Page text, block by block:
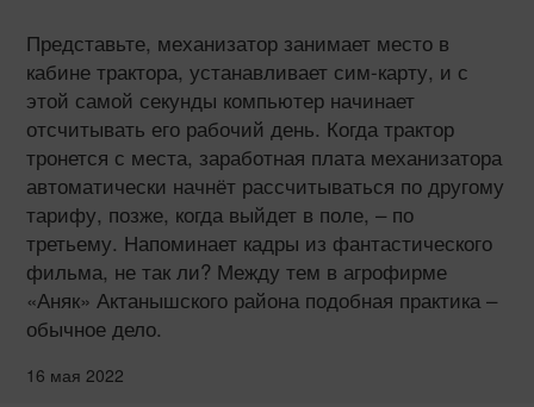
Представьте, механизатор занимает место в
кабине трактора, устанавливает сим-карту, и с
этой самой секунды компьютер начинает
отсчитывать его рабочий день. Когда трактор
тронется с места, заработная плата механизатора
автоматически начнёт рассчитываться по другому
тарифу, позже, когда выйдет в поле, – по
третьему. Напоминает кадры из фантастического
фильма, не так ли? Между тем в агрофирме
«Аняк» Актанышского района подобная практика –
обычное дело.
16 мая 2022